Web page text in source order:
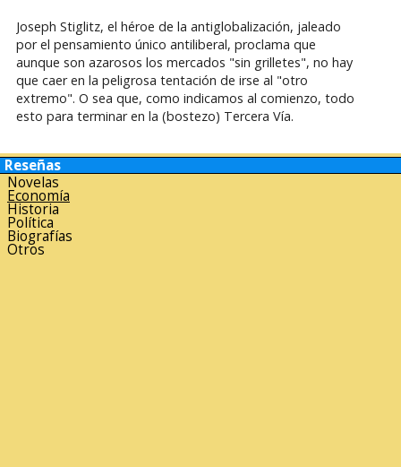
Joseph Stiglitz, el héroe de la antiglobalización, jaleado
por el pensamiento único antiliberal, proclama que
aunque son azarosos los mercados "sin grilletes", no hay
que caer en la peligrosa tentación de irse al "otro
extremo". O sea que, como indicamos al comienzo, todo
esto para terminar en la (bostezo) Tercera Vía.
Reseñas
Novelas
Economía
Historia
Política
Biografías
Otros